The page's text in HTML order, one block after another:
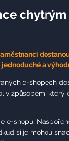
jednoduché a
e-shopech
způsobem, který
e-shopu.
si je mohou